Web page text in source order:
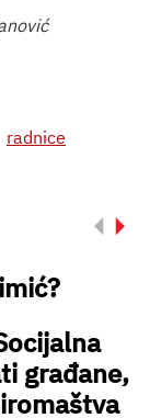
radnice
građane,